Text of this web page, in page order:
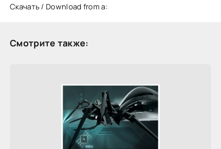
Скачать / Download from a:
Смотрите также: